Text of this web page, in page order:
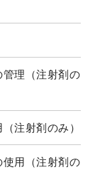
理（注射剤の
注射剤のみ）
用（注射剤の